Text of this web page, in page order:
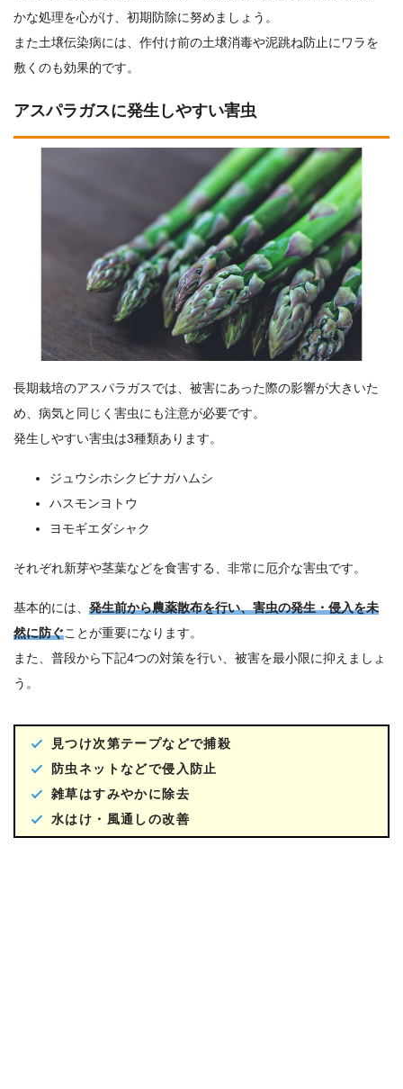
かな処理を心がけ、初期防除に努めましょう。
また土壌伝染病には、作付け前の土壌消毒や泥跳ね防止にワラを
敷くのも効果的です。
アスパラガスに発生しやすい害虫
長期栽培のアスパラガスでは、被害にあった際の影響が大きいた
め、病気と同じく害虫にも注意が必要です。
発生しやすい害虫は3種類あります。
ジュウシホシクビナガハムシ
ハスモンヨトウ
ヨモギエダシャク
それぞれ新芽や茎葉などを食害する、非常に厄介な害虫です。
基本的には、 発生前から農薬散布を行い、害虫の発生・侵入を未
然に防ぐことが重要になります。
また、普段から下記4つの対策を行い、被害を最小限に抑えましょ
う。
見つけ次第テープなどで捕殺
防虫ネットなどで侵入防止
雑草はすみやかに除去
水はけ・風通しの改善